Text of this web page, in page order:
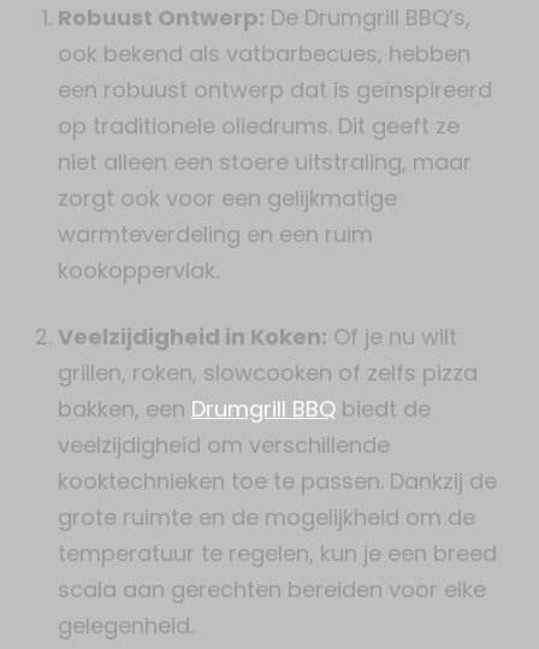
Robuust Ontwerp: De Drumgrill BBQ’s,
ook bekend als vatbarbecues, hebben
een robuust ontwerp dat is geïnspireerd
op traditionele oliedrums. Dit geeft ze
niet alleen een stoere uitstraling, maar
zorgt ook voor een gelijkmatige
warmteverdeling en een ruim
kookoppervlak.
Veelzijdigheid in Koken: Of je nu wilt
grillen, roken, slowcooken of zelfs pizza
bakken, een Drumgrill BBQ biedt de
veelzijdigheid om verschillende
kooktechnieken toe te passen. Dankzij de
grote ruimte en de mogelijkheid om de
temperatuur te regelen, kun je een breed
scala aan gerechten bereiden voor elke
gelegenheid.